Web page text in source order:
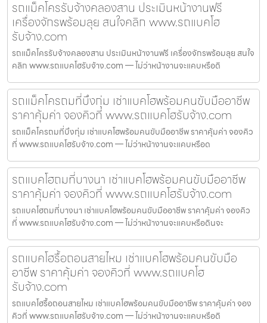
รถแม็คโครรับจ้างคลองสาน ประเมินหน้างานฟรี
เครื่องจักรพร้อมลุย สนใจคลิก www.รถแบคโฮ
รับจ้าง.com
รถแม็คโครรับจ้างคลองสาน ประเมินหน้างานฟรี เครื่องจักรพร้อมลุย สนใจ
คลิก www.รถแบคโฮรับจ้าง.com — ไม่ว่าหน้างานจะแคบหรือดิ
รถแม็คโครถมที่บึงกุ่ม เช่าแบคโฮพร้อมคนขับมืออาชีพ
ราคาคุ้มค่า จองคิวที่ www.รถแบคโฮรับจ้าง.com
รถแม็คโครถมที่บึงกุ่ม เช่าแบคโฮพร้อมคนขับมืออาชีพ ราคาคุ้มค่า จองคิว
ที่ www.รถแบคโฮรับจ้าง.com — ไม่ว่าหน้างานจะแคบหรือด
รถแบคโฮถมที่บางนา เช่าแบคโฮพร้อมคนขับมืออาชีพ
ราคาคุ้มค่า จองคิวที่ www.รถแบคโฮรับจ้าง.com
รถแบคโฮถมที่บางนา เช่าแบคโฮพร้อมคนขับมืออาชีพ ราคาคุ้มค่า จองคิว
ที่ www.รถแบคโฮรับจ้าง.com — ไม่ว่าหน้างานจะแคบหรือดินจะ
รถแบคโฮรื้อถอนสายไหม เช่าแบคโฮพร้อมคนขับมือ
อาชีพ ราคาคุ้มค่า จองคิวที่ www.รถแบคโฮ
รับจ้าง.com
รถแบคโฮรื้อถอนสายไหม เช่าแบคโฮพร้อมคนขับมืออาชีพ ราคาคุ้มค่า จอง
คิวที่ www.รถแบคโฮรับจ้าง.com — ไม่ว่าหน้างานจะแคบหรือดิ